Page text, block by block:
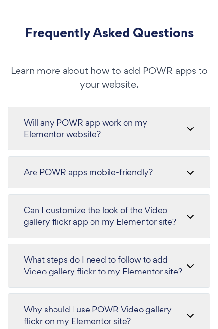
Frequently Asked Questions
Learn more about how to add POWR apps to
your website.
Will any POWR app work on my
Elementor website?
Are POWR apps mobile-friendly?
Can I customize the look of the Video
gallery flickr app on my Elementor site?
What steps do I need to follow to add
Video gallery flickr to my Elementor site?
Why should I use POWR Video gallery
flickr on my Elementor site?